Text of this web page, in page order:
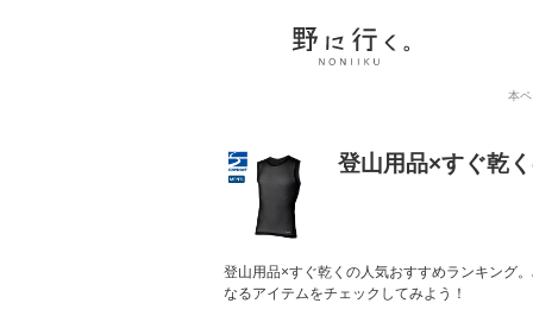
本
登山用品×すぐ乾
登山用品×すぐ乾くの人気おすすめランキング
なるアイテムをチェックしてみよう！